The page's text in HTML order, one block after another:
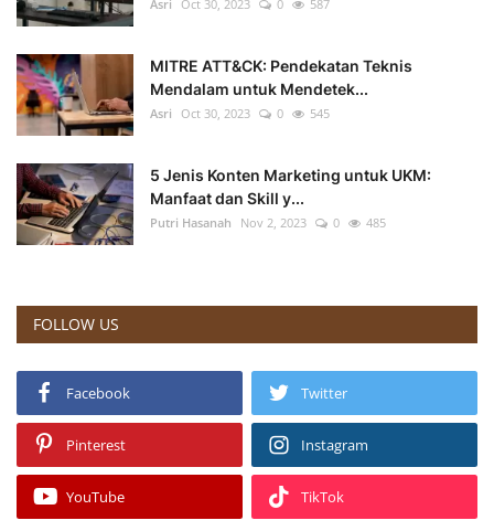
Asri Oct 30, 2023 0 587
MITRE ATT&CK: Pendekatan Teknis
Mendalam untuk Mendetek...
Asri Oct 30, 2023 0 545
5 Jenis Konten Marketing untuk UKM:
Manfaat dan Skill y...
Putri Hasanah Nov 2, 2023 0 485
FOLLOW US
Facebook Twitter
Pinterest Instagram
YouTube TikTok